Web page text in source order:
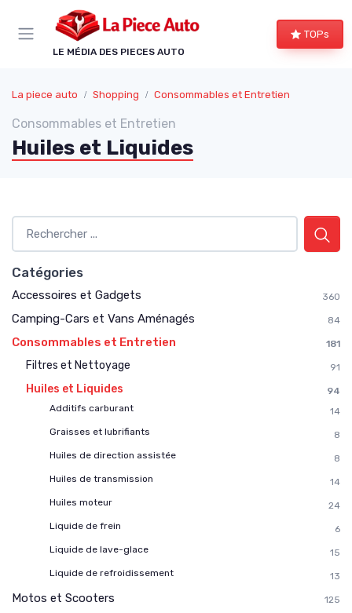
LE MÉDIA DES PIECES AUTO
TOPs
La piece auto Shopping Consommables et Entretien
Consommables et Entretien
Huiles et Liquides
Catégories
Accessoires et Gadgets 360
Camping-Cars et Vans Aménagés 84
Consommables et Entretien 181
Filtres et Nettoyage 91
Huiles et Liquides
94
Additifs carburant
14
Graisses et lubrifiants
8
Huiles de direction assistée
8
Huiles de transmission
14
Huiles moteur
24
Liquide de frein
6
Liquide de lave-glace
15
Liquide de refroidissement
13
Motos et Scooters 125
Panneau de gestion des cookies